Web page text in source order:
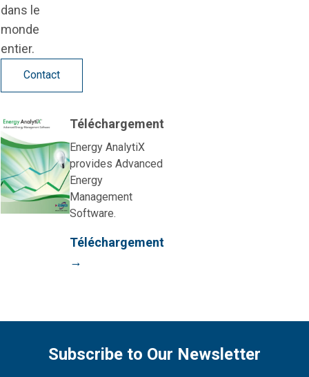
dans le
monde
entier.
Contact
Téléchargement
Energy AnalytiX
provides Advanced
Energy
Management
Software.
Téléchargement
→
Subscribe to Our Newsletter